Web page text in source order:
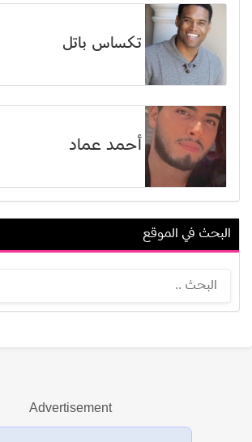
تكساس باتل
أحمد عماد
لانا ويلسون
عرض الكل
البحث في الموقع
Advertisement